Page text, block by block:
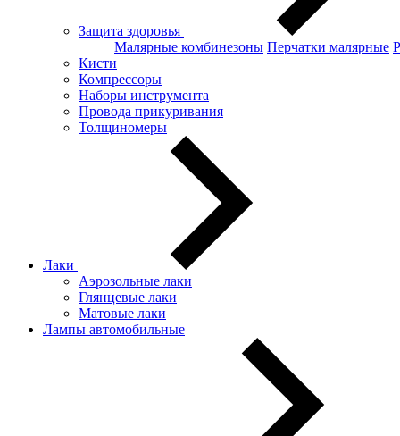
Защита здоровья
Малярные комбинезоны Перчатки малярные
Кисти
Компрессоры
Наборы инструмента
Провода прикуривания
Толщиномеры
Лаки
Аэрозольные лаки
Глянцевые лаки
Матовые лаки
Лампы автомобильные